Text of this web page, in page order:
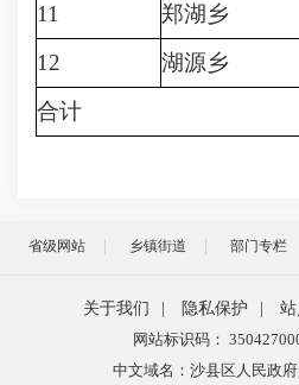
11
郑湖乡
12
湖源乡
合计
省级网站 乡镇街道 部门专栏
关于我们 隐私保护 站
网站标识码：
中文域名：沙县区人民政